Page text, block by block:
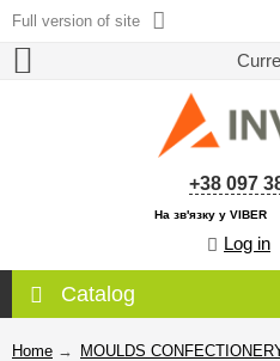
Full version of site
+38 097
На зв'язку у VIBER
Log in
Catalog
Home → MOULDS